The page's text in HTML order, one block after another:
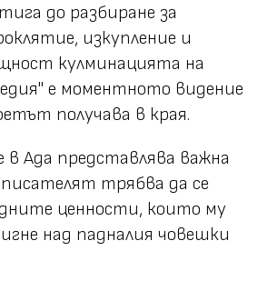
до разбиране за
изкупление и
кулминацията на
е моментното видение
получава в края.
Ада представлява важна
трябва да се
ценности, които му
над падналия човешки